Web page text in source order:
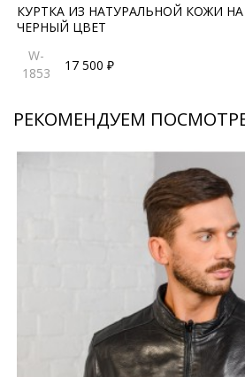
КУРТКА ИЗ НАТУРАЛЬНОЙ КОЖИ НА
ЧЕРНЫЙ ЦВЕТ
W-
1853
17 500 ₽
РЕКОМЕНДУЕМ